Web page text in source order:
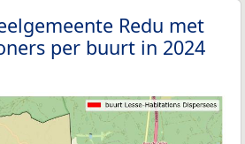
Redu met
per buurt in 2024